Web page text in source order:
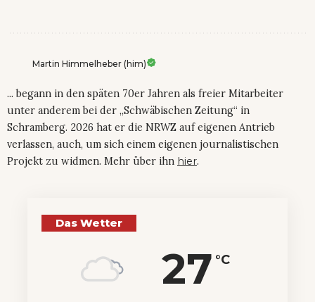
Martin Himmelheber (him)
... begann in den späten 70er Jahren als freier Mitarbeiter
unter anderem bei der „Schwäbischen Zeitung“ in
Schramberg. 2026 hat er die NRWZ auf eigenen Antrieb
verlassen, auch, um sich einem eigenen journalistischen
Projekt zu widmen. Mehr über ihn hier.
Das Wetter
27 °C